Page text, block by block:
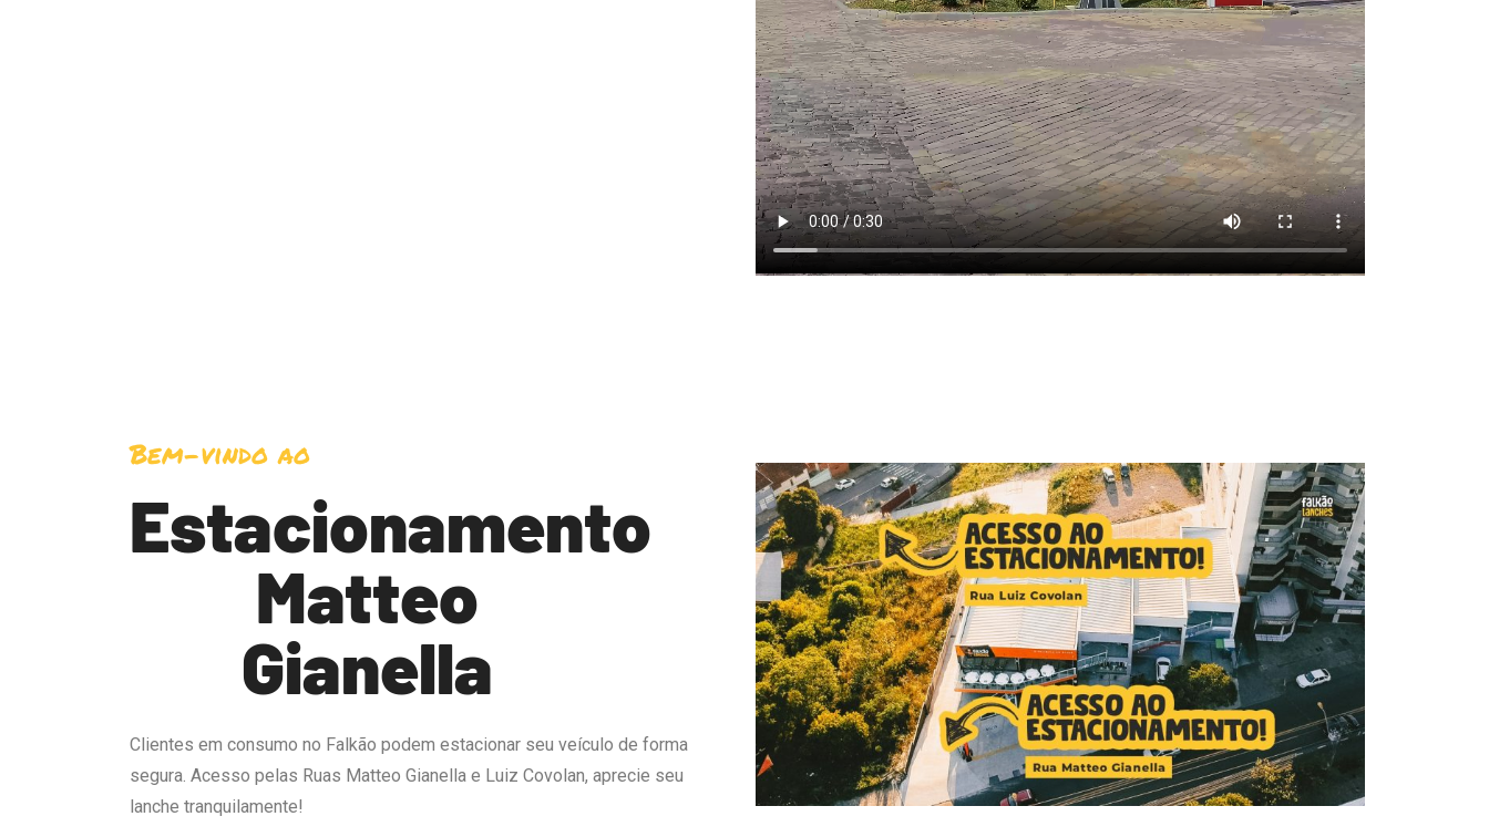
Bem-vindo ao
Estacionamento
Matteo
Gianella
Clientes em consumo no Falkão podem estacionar seu veículo de forma
segura. Acesso pelas Ruas Matteo Gianella e Luiz Covolan, aprecie seu
lanche tranquilamente!